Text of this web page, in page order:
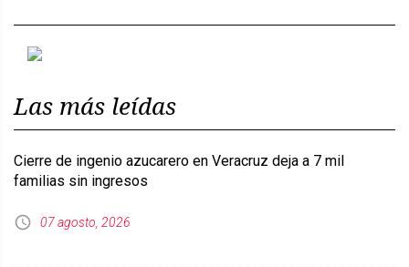
Las más leídas
Cierre de ingenio azucarero en Veracruz deja a 7 mil
familias sin ingresos
07 agosto, 2026